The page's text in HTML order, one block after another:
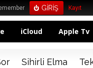
Kayıt
iCloud Apple Tv
Sihirli Elma